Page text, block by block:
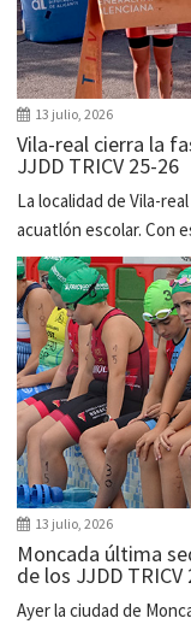
13 julio, 2026
Vila-real cierra la
JJDD TRICV 25-26
La localidad de Vila-
acuatlón escolar. Con
13 julio, 2026
Moncada última
de los JJDD TRICV
Ayer la ciudad de